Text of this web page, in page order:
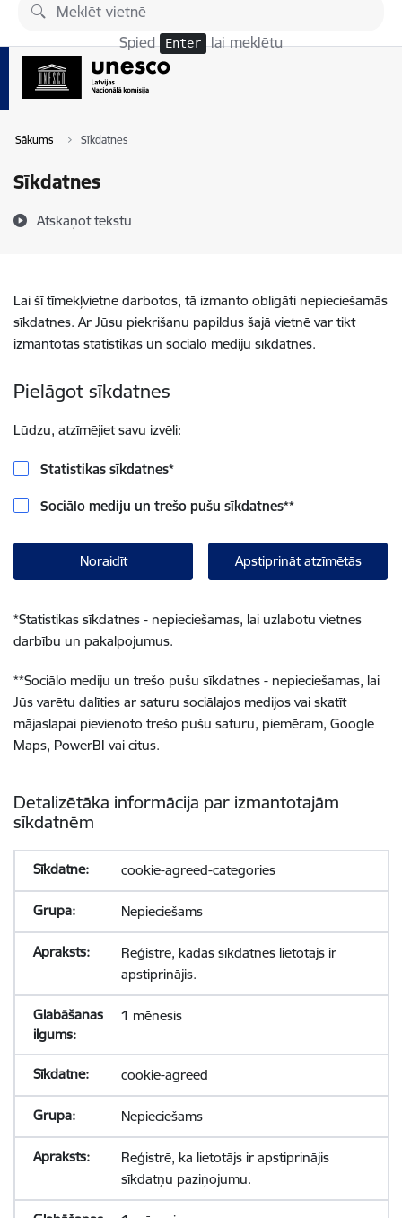
Pāriet uz lapas saturu
Spied Enter lai meklētu
Sākums Sīkdatnes
Sīkdatnes
Atskaņot tekstu
Lai šī tīmekļvietne darbotos, tā izmanto obligāti nepieciešamās
sīkdatnes. Ar Jūsu piekrišanu papildus šajā vietnē var tikt
izmantotas statistikas un sociālo mediju sīkdatnes.
Pielāgot sīkdatnes
Lūdzu, atzīmējiet savu izvēli:
Statistikas sīkdatnes*
Sociālo mediju un trešo pušu sīkdatnes**
Noraidīt Apstiprināt atzīmētās
*Statistikas sīkdatnes - nepieciešamas, lai uzlabotu vietnes
darbību un pakalpojumus.
**Sociālo mediju un trešo pušu sīkdatnes - nepieciešamas, lai
Jūs varētu dalīties ar saturu sociālajos medijos vai skatīt
mājaslapai pievienoto trešo pušu saturu, piemēram, Google
Maps, PowerBI vai citus.
Detalizētāka informācija par izmantotajām
sīkdatnēm
cookie-agreed-categories
Nepieciešams
Reģistrē, kādas sīkdatnes lietotājs ir
apstiprinājis.
1 mēnesis
cookie-agreed
Nepieciešams
Reģistrē, ka lietotājs ir apstiprinājis
sīkdatņu paziņojumu.